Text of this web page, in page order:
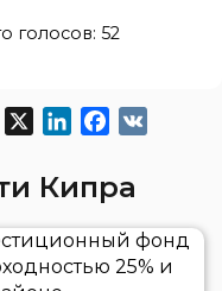
голосов: 52
Viber LinkedInFacebook
Кипра